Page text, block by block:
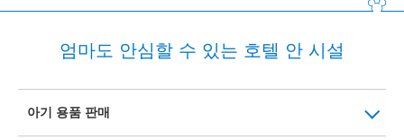
엄마도 안심할 수 있는 호텔 안 시설
아기 용품 판매